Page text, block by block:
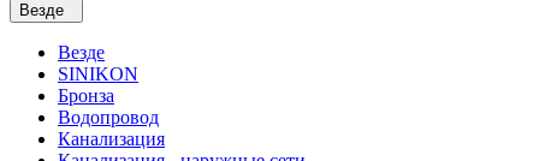
Везде
Везде
SINIKON
Бронза
Водопровод
Канализация